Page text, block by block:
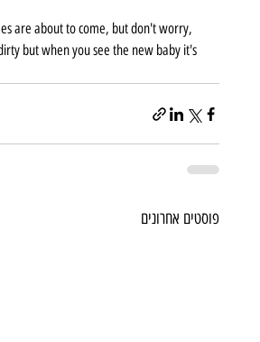
are about to come, but don't worry,
but when you see the new baby it's
פוסטים אחרונים